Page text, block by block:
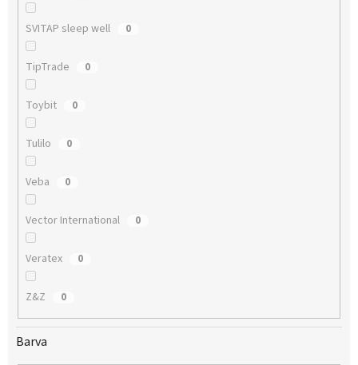
SVITAP sleep well 0
TipTrade 0
Toybit 0
Tulilo 0
Veba 0
Vector International 0
Veratex 0
Z&Z 0
Barva